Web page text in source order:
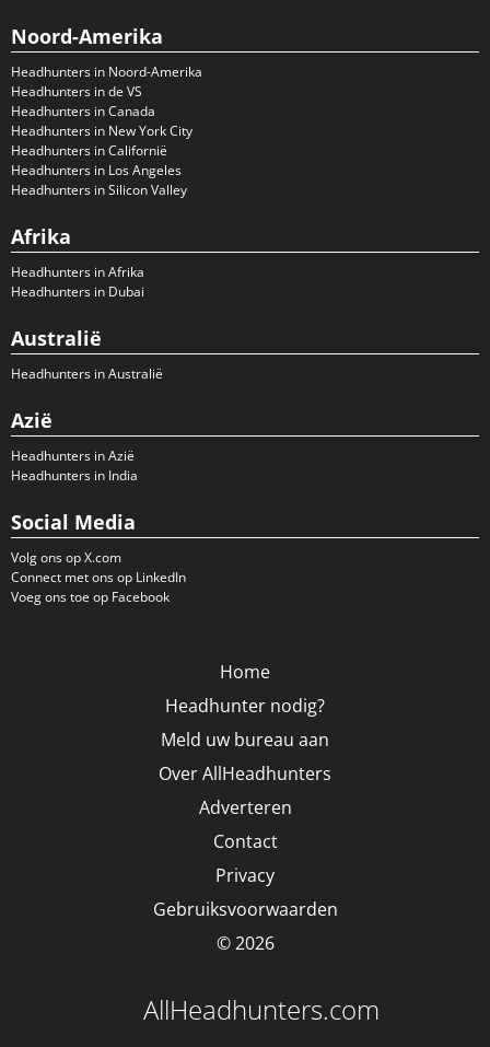
Noord-Amerika
Headhunters in Noord-Amerika
Headhunters in de VS
Headhunters in Canada
Headhunters in New York City
Headhunters in Californië
Headhunters in Los Angeles
Headhunters in Silicon Valley
Afrika
Headhunters in Afrika
Headhunters in Dubai
Australië
Headhunters in Australië
Azië
Headhunters in Azië
Headhunters in India
Social Media
Volg ons op X.com
Connect met ons op LinkedIn
Voeg ons toe op Facebook
Home
Headhunter nodig?
Meld uw bureau aan
Over AllHeadhunters
Adverteren
Contact
Privacy
Gebruiksvoorwaarden
© 2026
AllHeadhunters.com